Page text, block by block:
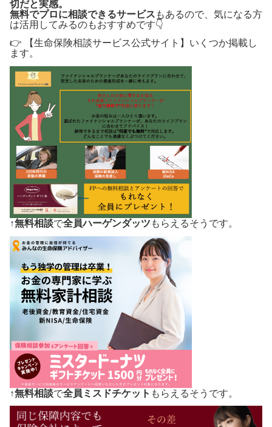
切だと実感。
無料でプロに相談できるサービス もあるので、気になる方
は活用してみるのもおすすめです👇
👉 【生命保険相談サービス公式サイト】いくつか掲載し
ます。
↑無料相談で全員ハーゲンダッツ もらえるそうです。
↑無料相談で全員ミスドチケット もらえるそうです。